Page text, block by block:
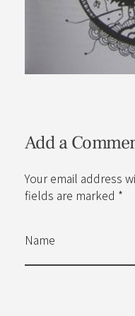
Add a
Your email address
fields are marked *
Name